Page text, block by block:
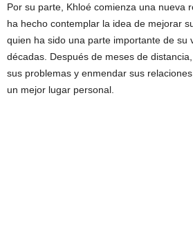
Por su parte, Khloé comienza una nueva
ha hecho contemplar la idea de mejorar
quien ha sido una parte importante de su
décadas. Después de meses de
sus problemas y enmendar sus
un mejor lugar personal.